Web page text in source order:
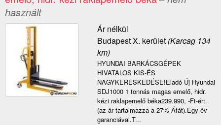
használt
Ár nélkül
Budapest X. kerület(Karcag 134
km)
HYUNDAI BARKÁCSGÉPEK
HIVATALOS KIS-ÉS
NAGYKERESKEDÉSE!Eladó Új Hyundai
SDJ1000 1 tonnás magas emelő, hidr.
kézi raklapemelő béka239.990, -Ft-ért.
(az ár tartalmazza a 27% Áfát).Egy év
garanciával.T...